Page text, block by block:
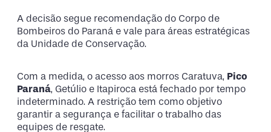
A decisão segue recomendação do Corpo de
Bombeiros do Paraná e vale para áreas estratégicas
da Unidade de Conservação.
Com a medida, o acesso aos morros Caratuva, Pico
Paraná, Getúlio e Itapiroca está fechado por tempo
indeterminado. A restrição tem como objetivo
garantir a segurança e facilitar o trabalho das
equipes de resgate.